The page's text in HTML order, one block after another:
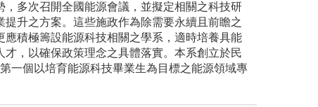
，多次召開全國能源會議，並擬定相關之科技研
提升之方案。這些施政作為除需要永續且前瞻之
應積極籌設能源科技相關之學系，適時培養具能
才，以確保政策理念之具體落實。本系創立於民
一個以培育能源科技畢業生為目標之能源領域專